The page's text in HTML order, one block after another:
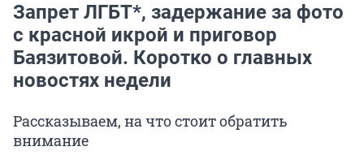
Запрет ЛГБТ*, задержание за фото
с красной икрой и приговор
Баязитовой. Коротко о главных
новостях недели
Рассказываем, на что стоит обратить
внимание